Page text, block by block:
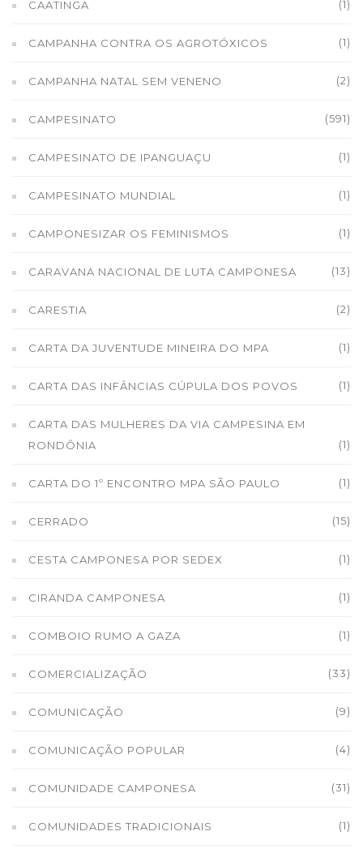
CAATINGA (1)
CAMPANHA CONTRA OS AGROTÓXICOS (1)
CAMPANHA NATAL SEM VENENO (2)
CAMPESINATO (591)
CAMPESINATO DE IPANGUAÇU (1)
CAMPESINATO MUNDIAL (1)
CAMPONESIZAR OS FEMINISMOS (1)
CARAVANA NACIONAL DE LUTA CAMPONESA (13)
CARESTIA (2)
CARTA DA JUVENTUDE MINEIRA DO MPA (1)
CARTA DAS INFÂNCIAS CÚPULA DOS POVOS (1)
CARTA DAS MULHERES DA VIA CAMPESINA EM
RONDÔNIA
(1)
CARTA DO 1º ENCONTRO MPA SÃO PAULO (1)
CERRADO (15)
CESTA CAMPONESA POR SEDEX (1)
CIRANDA CAMPONESA (1)
COMBOIO RUMO A GAZA (1)
COMERCIALIZAÇÃO (33)
COMUNICAÇÃO (9)
COMUNICAÇÃO POPULAR (4)
COMUNIDADE CAMPONESA (31)
COMUNIDADES TRADICIONAIS (1)